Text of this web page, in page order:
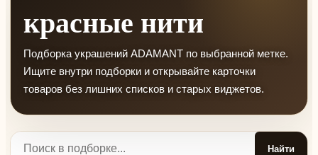
красные нити
Подборка украшений ADAMANT по выбранной метке.
Ищите внутри подборки и открывайте карточки
товаров без лишних списков и старых виджетов.
Найти